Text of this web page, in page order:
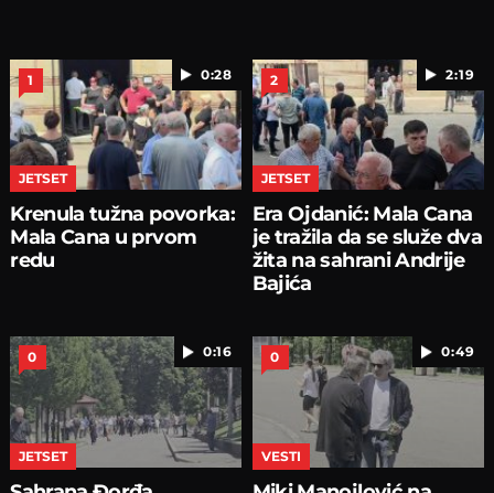
0:28
1
JETSET
Krenula tužna povorka:
Mala Cana u prvom
redu
2:19
2
JETSET
Era Ojdanić: Mala Cana
je tražila da se služe dva
žita na sahrani Andrije
Bajića
0:16
0
JETSET
0:49
0
VESTI